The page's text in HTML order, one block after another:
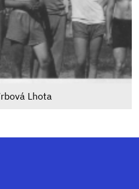
Lhota